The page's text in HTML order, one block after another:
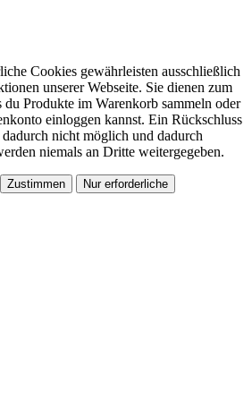
Cookies gewährleisten ausschließlich
unserer Webseite. Sie dienen zum
du Produkte im Warenkorb sammeln oder
einloggen kannst. Ein Rückschluss
nicht möglich und dadurch
niemals an Dritte weitergegeben.
Zustimmen Nur erforderliche